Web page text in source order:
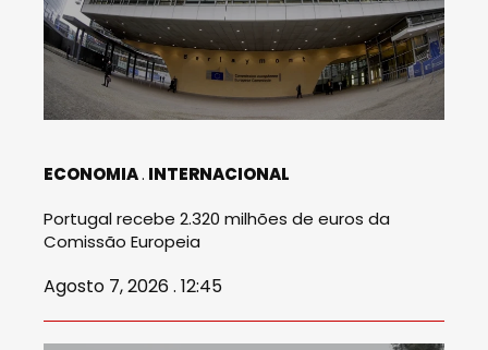
ECONOMIA INTERNACIONAL
Portugal recebe 2.320 milhões de euros da
Comissão Europeia
Agosto 7, 2026 . 12:45